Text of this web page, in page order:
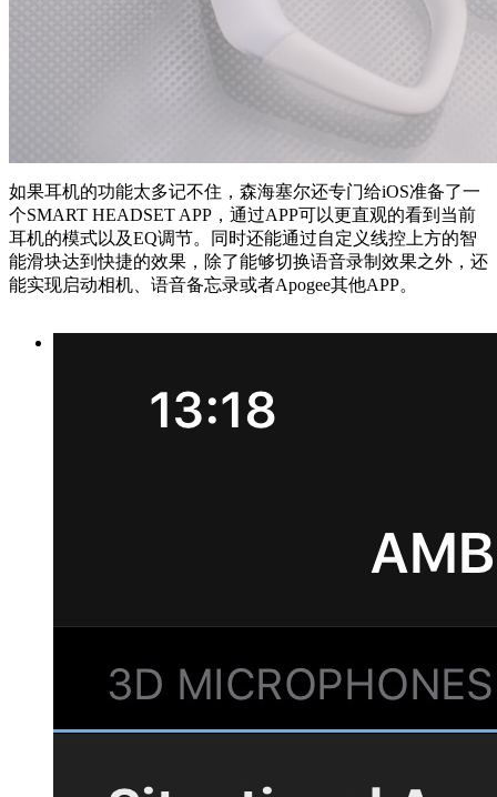
如果耳机的功能太多记不住，森海塞尔还专门给iOS准备了一
个SMART HEADSET APP，通过APP可以更直观的看到当前
耳机的模式以及EQ调节。同时还能通过自定义线控上方的智
能滑块达到快捷的效果，除了能够切换语音录制效果之外，还
能实现启动相机、语音备忘录或者Apogee其他APP。